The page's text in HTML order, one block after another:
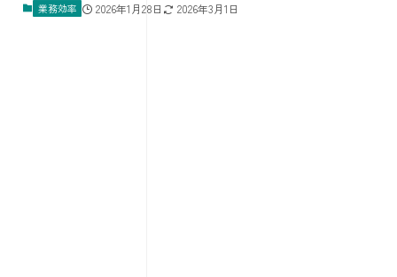
業務効率 2026年1月28日 2026年3月1日